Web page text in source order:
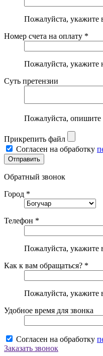
Пожалуйста, укажите
Номер счета на оплату *
Пожалуйста, укажите
Суть претензии
Пожалуйста, опишите
Прикрепить файл
Согласен на обработку
Обратный звонок
Город *
Телефон *
Пожалуйста, укажите
Как к вам обращаться? *
Пожалуйста, укажите
Удобное время для звонка
Согласен на обработку
Заказать звонок